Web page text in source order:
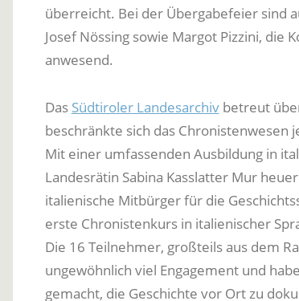
überreicht. Bei der Übergabefeier sind
Josef Nössing sowie Margot Pizzini, die
anwesend.
Das Südtiroler Landesarchivbetreut
beschränkte sich das Chronistenwesen
Mit einer umfassenden Ausbildung in
Landesrätin Sabina Kasslatter Mur
italienische Mitbürger für die
erste Chronistenkurs in italienischer
Die 16 Teilnehmer, großteils aus dem
ungewöhnlich viel Engagement und
gemacht, die Geschichte vor Ort zu